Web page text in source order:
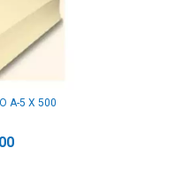
A-5 X 500